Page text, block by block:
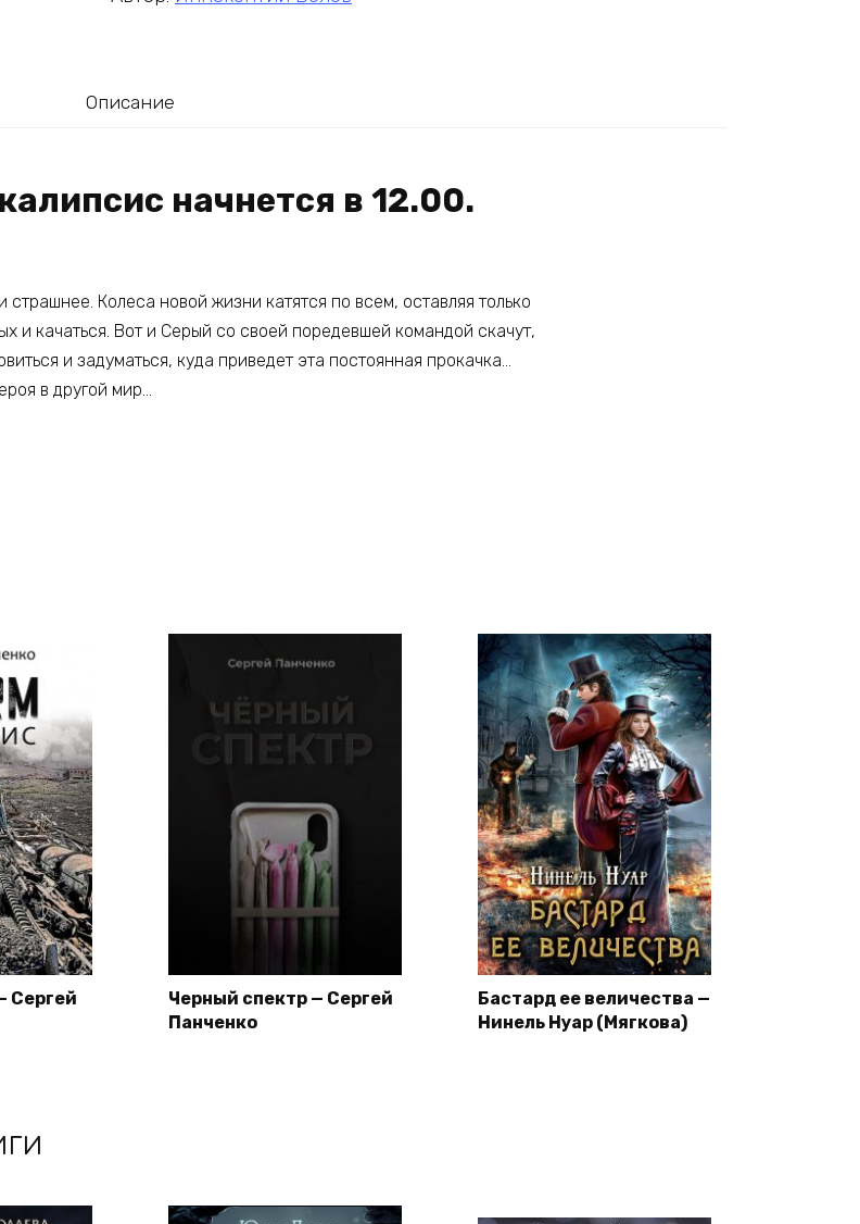
Описание
начнется в 12.00.
Колеса новой жизни катятся по всем, оставляя только
и качаться. Вот и Серый со своей поредевшей командой скачут,
и задуматься, куда приведет эта постоянная прокачка…
в другой мир…
Сергей
Черный спектр — Сергей
Панченко
Бастард ее величества —
Нинель Нуар (Мягкова)